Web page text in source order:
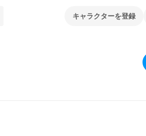
キャラクターを登録